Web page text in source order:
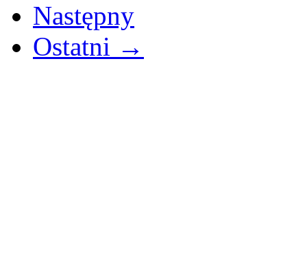
Następny
Ostatni →